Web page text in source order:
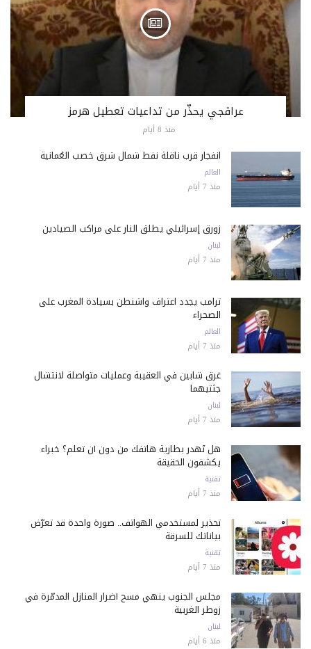
عراقجي يحذّر من تداعيات تعطيل هرمز
منذ 8 أيام
انفجار قرب ناقلة نفط شمال شرق خصب العُمانية
العالم
منذ 7 أيام
زورق إسرائيلي يطلق النار على مراكب الصيادين
لبنان
منذ 7 أيام
ترامب يجدد اعتراف واشنطن بسيادة المغرب على
الصحراء
العالم
منذ 7 أيام
غرق شابين في العقيبة وعمليات متواصلة لانتشال
جثتيهما
لبنان
منذ 7 أيام
هل تُهدر بطارية هاتفك من دون أن تعلم؟ خبراء
يكشفون الحقيقة
تقنية
منذ 7 أيام
تحذير لمستخدمي الهواتف.. صورة واحدة قد تعرّض
بياناتك للسرقة
تقنية
منذ 7 أيام
مجلس الجنوب ينهي مسح أضرار المنازل المدمّرة في
زوطر الغربية
لبنان
منذ 6 أيام